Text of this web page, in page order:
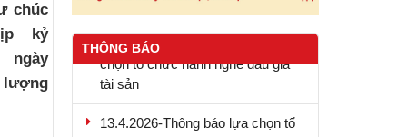
chúc
kỷ
lượng
THÔNG BÁO
20.4.2026 - Thông báo kết quả lựa
chọn tổ chức hành nghề đấu giá
tài sản
13.4.2026-Thông báo lựa chọn tổ
chức đấu giá tài sản